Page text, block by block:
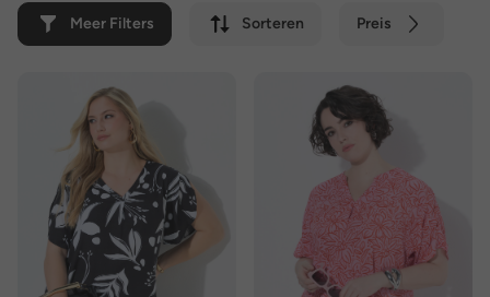
Meer Filters Sorteren Preis